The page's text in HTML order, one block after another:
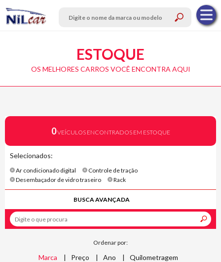
ESTOQUE
OS MELHORES CARROS VOCÊ ENCONTRA AQUI
0VEÍCULOS ENCONTRADOS EM ESTOQUE
Selecionados:
Ar condicionado digital
Controle de tração
Desembaçador de vidro traseiro
Rack
BUSCA AVANÇADA
Ordenar por:
Marca Preço Ano Quilometragem